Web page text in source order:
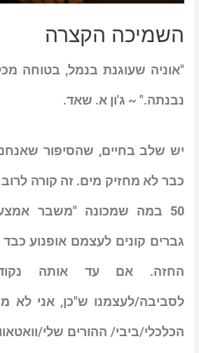
השמיכה הקצרה
"אוניה שעוגנת בנמל, בטוחה
נבנתה." ~ ג'ון א. שאד.
יש שלב בחיים, שהסיפור
50 במה שמכונה "משבר אמצע החיים"
גברים קונים לעצמם אופנוע
החזה. אם עד אותה
לסביבה/לעצמנו ש"כן, אני לא
הכלכלי/ביבי/ ההורים שלי/